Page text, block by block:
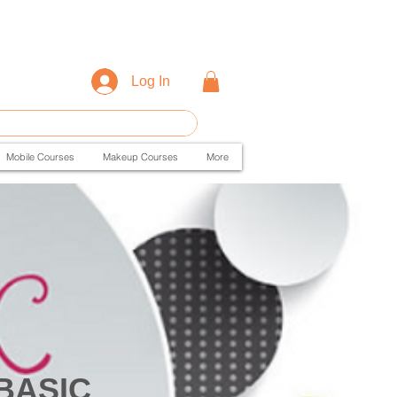
Log In
Mobile Courses Makeup Courses More